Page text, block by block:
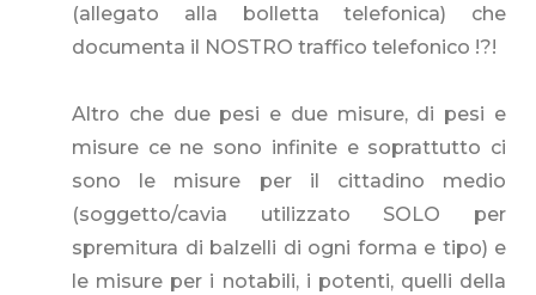
(allegato alla bolletta telefonica) che
documenta il NOSTRO traffico telefonico !?!
Altro che due pesi e due misure, di pesi e
misure ce ne sono infinite e soprattutto ci
sono le misure per il cittadino medio
(soggetto/cavia utilizzato SOLO per
spremitura di balzelli di ogni forma e tipo) e
le misure per i notabili, i potenti, quelli della